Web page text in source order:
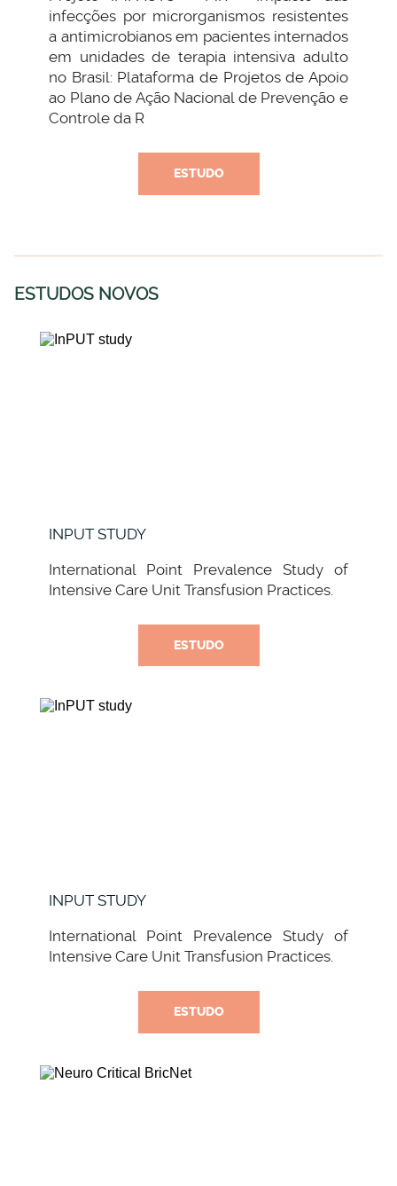
infecções por microrganismos resistentes
a antimicrobianos em pacientes internados
em unidades de terapia intensiva adulto
no Brasil: Plataforma de Projetos de Apoio
ao Plano de Ação Nacional de Prevenção e
Controle da R
ESTUDO
ESTUDOS NOVOS
INPUT STUDY
International Point Prevalence Study of
Intensive Care Unit Transfusion Practices.
ESTUDO
INPUT STUDY
International Point Prevalence Study of
Intensive Care Unit Transfusion Practices.
ESTUDO